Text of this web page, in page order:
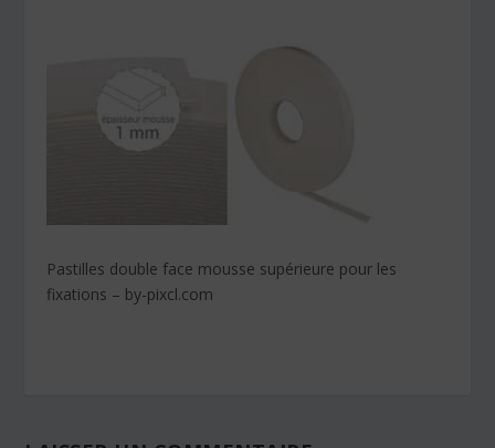
Pastilles double face mousse supérieure pour les
fixations – by-pixcl.com